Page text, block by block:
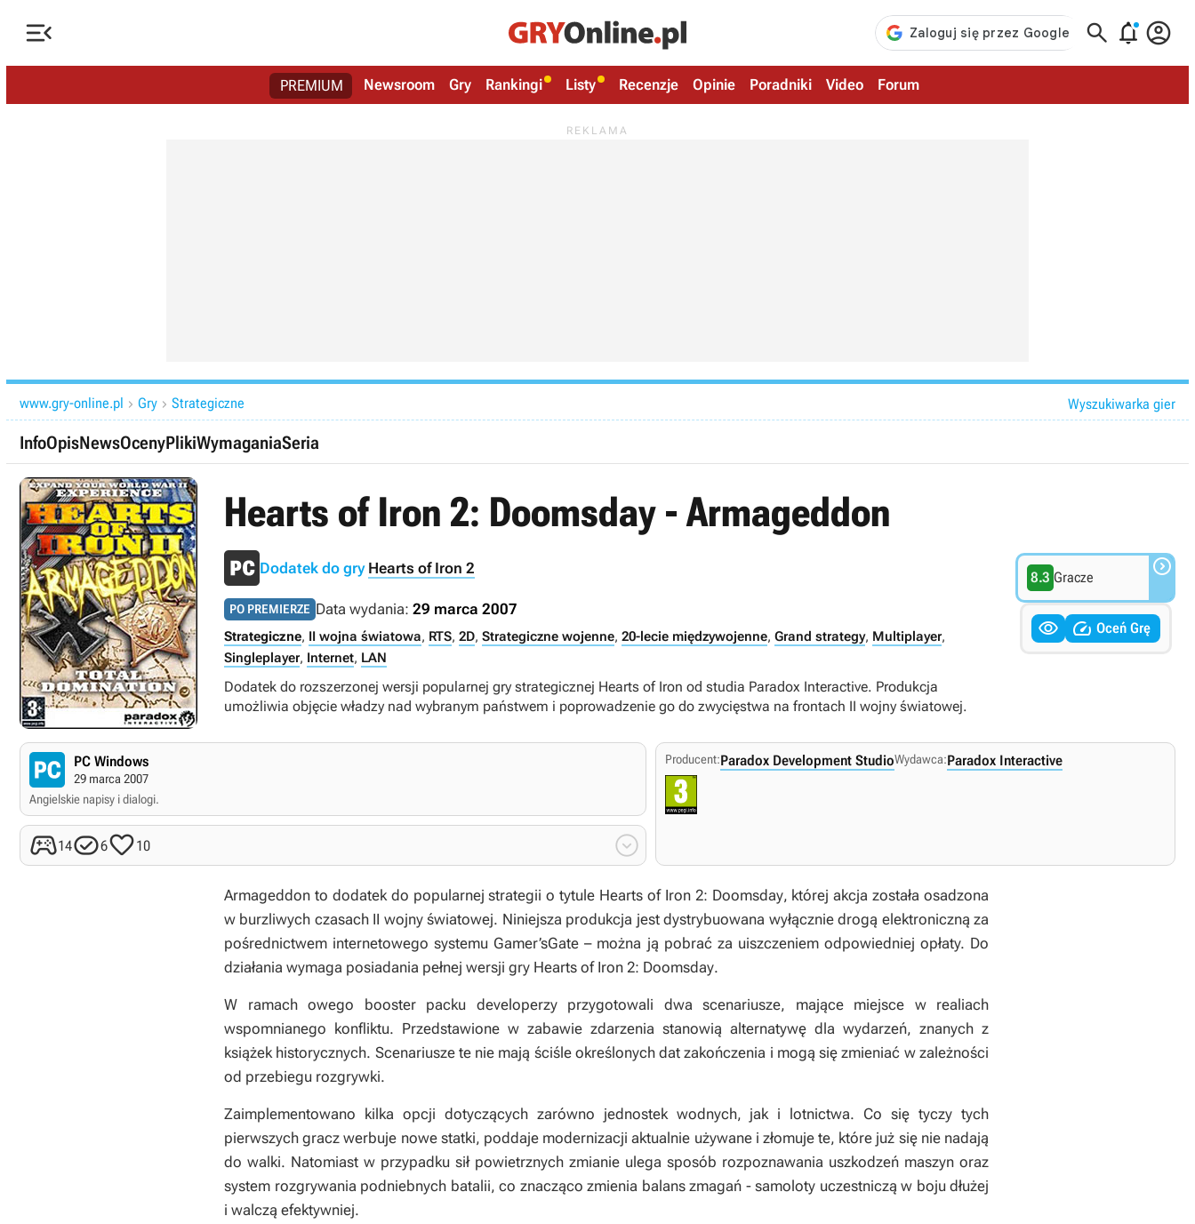
   
PREMIUM Newsroom Gry Rankingi Listy Recenzje Opinie Poradniki Video Forum
www.gry-online.pl  Gry  Strategiczne Wyszukiwarka gier
InfoOpisNewsOcenyPlikiWymaganiaSeria
Hearts of Iron 2: Doomsday - Armageddon
Dodatek do gry Hearts of Iron 2
PO PREMIERZE Data wydania: 29 marca 2007
Strategiczne, II wojna światowa, RTS, 2D, Strategiczne wojenne, 20-lecie międzywojenne, Grand strategy, Multiplayer,
Singleplayer, Internet, LAN
Dodatek do rozszerzonej wersji popularnej gry strategicznej Hearts of Iron od studia Paradox Interactive. Produkcja
umożliwia objęcie władzy nad wybranym państwem i poprowadzenie go do zwycięstwa na frontach II wojny światowej.
8.3 Gracze 
  Oceń Grę
PC Windows
29 marca 2007
Angielskie napisy i dialogi.
14610 
Producent:Paradox Development StudioWydawca:Paradox Interactive
Armageddon to dodatek do popularnej strategii o tytule Hearts of Iron 2: Doomsday, której akcja została osadzona
w burzliwych czasach II wojny światowej. Niniejsza produkcja jest dystrybuowana wyłącznie drogą elektroniczną za
pośrednictwem internetowego systemu Gamer’sGate – można ją pobrać za uiszczeniem odpowiedniej opłaty. Do
działania wymaga posiadania pełnej wersji gry Hearts of Iron 2: Doomsday.
W ramach owego booster packu developerzy przygotowali dwa scenariusze, mające miejsce w realiach
wspomnianego konfliktu. Przedstawione w zabawie zdarzenia stanowią alternatywę dla wydarzeń, znanych z
książek historycznych. Scenariusze te nie mają ściśle określonych dat zakończenia i mogą się zmieniać w zależności
od przebiegu rozgrywki.
Zaimplementowano kilka opcji dotyczących zarówno jednostek wodnych, jak i lotnictwa. Co się tyczy tych
pierwszych gracz werbuje nowe statki, poddaje modernizacji aktualnie używane i złomuje te, które już się nie nadają
do walki. Natomiast w przypadku sił powietrznych zmianie ulega sposób rozpoznawania uszkodzeń maszyn oraz
system rozgrywania podniebnych batalii, co znacząco zmienia balans zmagań - samoloty uczestniczą w boju dłużej
i walczą efektywniej.